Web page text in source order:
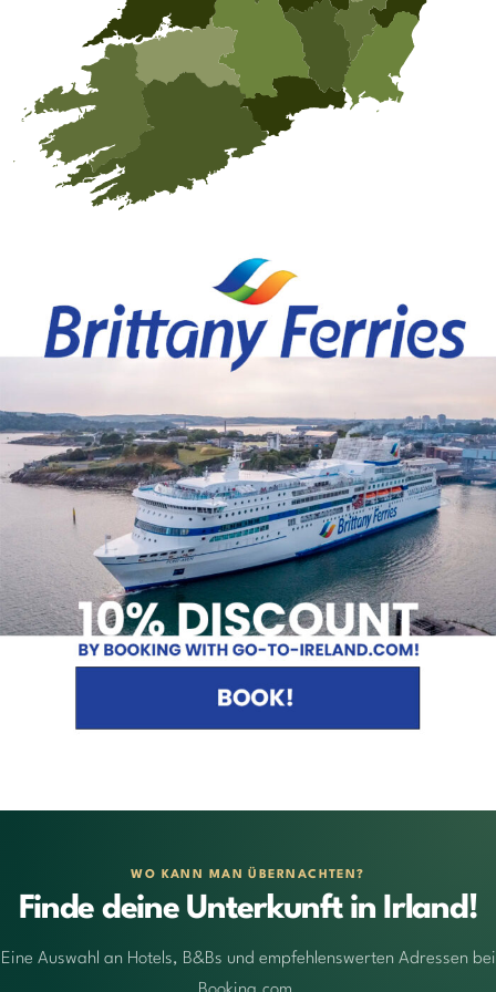
WO KANN MAN ÜBERNACHTEN?
Finde deine Unterkunft in Irland!
Eine Auswahl an Hotels, B&Bs und empfehlenswerten Adressen bei